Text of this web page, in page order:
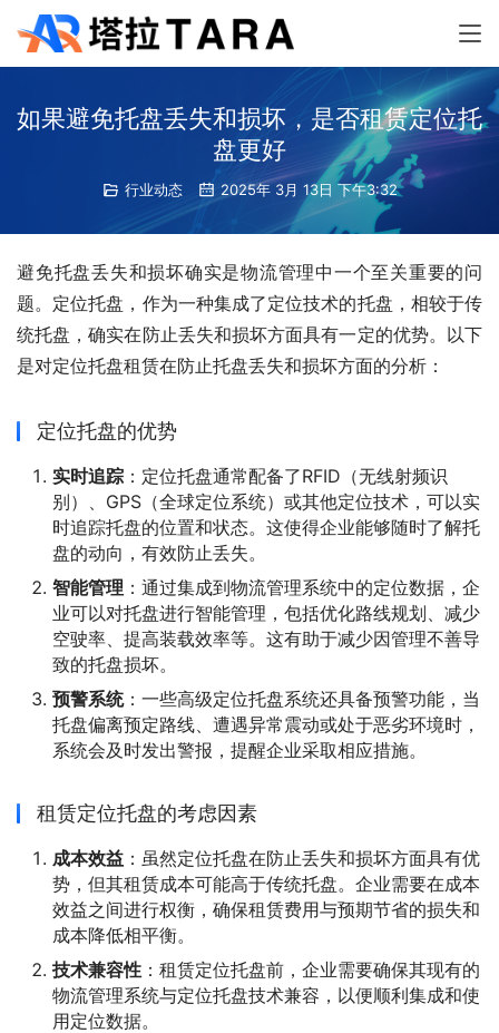
如果避免托盘丢失和损坏，是否租赁定位托
盘更好
行业动态 2025年 3月 13日 下午3:32
避免托盘丢失和损坏确实是物流管理中一个至关重要的问
题。定位托盘，作为一种集成了定位技术的托盘，相较于传
统托盘，确实在防止丢失和损坏方面具有一定的优势。以下
是对定位托盘租赁在防止托盘丢失和损坏方面的分析：
定位托盘的优势
实时追踪 ：定位托盘通常配备了RFID（无线射频识
别）、GPS（全球定位系统）或其他定位技术，可以实
时追踪托盘的位置和状态。这使得企业能够随时了解托
盘的动向，有效防止丢失。
智能管理 ：通过集成到物流管理系统中的定位数据，企
业可以对托盘进行智能管理，包括优化路线规划、减少
空驶率、提高装载效率等。这有助于减少因管理不善导
致的托盘损坏。
预警系统：一些高级定位托盘系统还具备预警功能，当
托盘偏离预定路线、遭遇异常震动或处于恶劣环境时，
系统会及时发出警报，提醒企业采取相应措施。
租赁定位托盘的考虑因素
成本效益 ：虽然定位托盘在防止丢失和损坏方面具有优
势，但其租赁成本可能高于传统托盘。企业需要在成本
效益之间进行权衡，确保租赁费用与预期节省的损失和
成本降低相平衡。
技术兼容性 ：租赁定位托盘前，企业需要确保其现有的
物流管理系统与定位托盘技术兼容，以便顺利集成和使
用定位数据。